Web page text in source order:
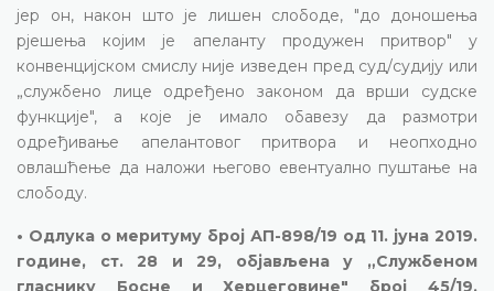
јер он, након што је лишен слободе, "до доношења
рјешења којим је апеланту продужен притвор" у
конвенцијском смислу није изведен пред суд/судију или
„службено лице одређено законом да врши судске
функције", а које је имало обавезу да размотри
одређивање апелантовог притвора и неопходно
овлашћење да наложи његово евентуално пуштање на
слободу.
• Одлука о меритуму број АП-898/19 од 11. јуна 2019.
године, ст. 28 и 29, објављена у „Службеном
гласнику Босне и Херцеговине" број 45/19,